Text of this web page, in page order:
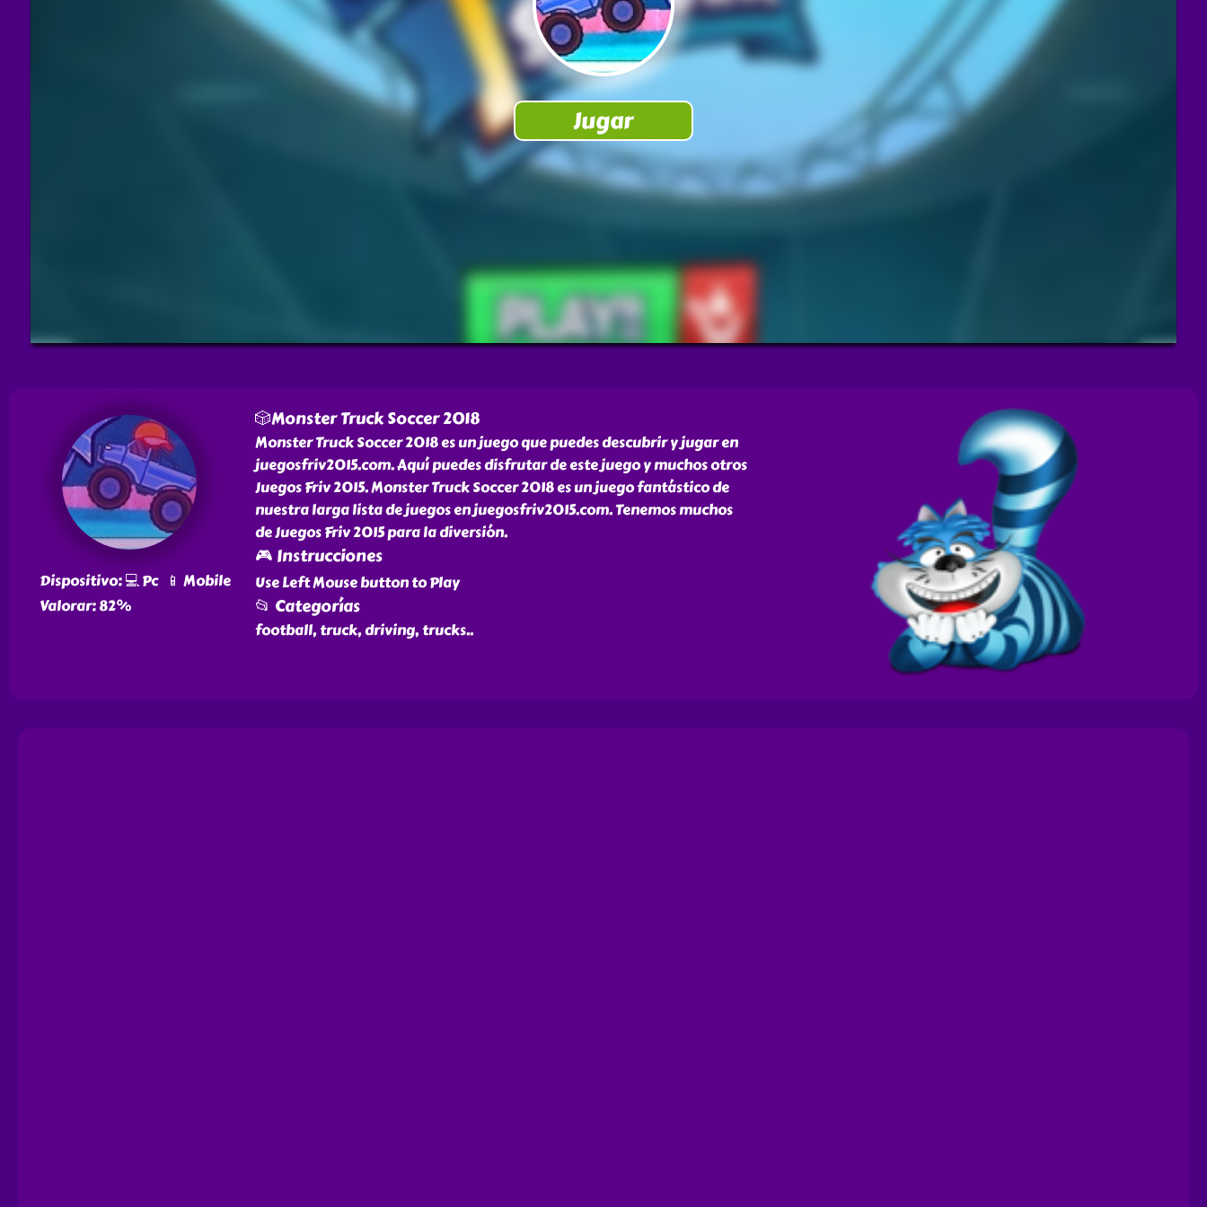
Dispositivo: 💻 Pc 📱 Mobile
Valorar: 82%
🎲Monster Truck Soccer 2018
Monster Truck Soccer 2018 es un juego que puedes descubrir y jugar en
juegosfriv2015.com. Aquí puedes disfrutar de este juego y muchos otros
Juegos Friv 2015. Monster Truck Soccer 2018 es un juego fantástico de
nuestra larga lista de juegos en juegosfriv2015.com. Tenemos muchos
de Juegos Friv 2015 para la diversión.
🎮 Instrucciones
Use Left Mouse button to Play
📂 Categorías
football, truck, driving, trucks..